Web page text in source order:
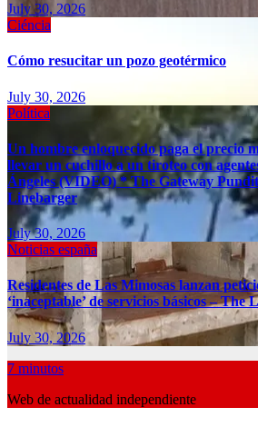
July 30, 2026
Ciéncia
Cómo resucitar un pozo geotérmico
July 30, 2026
Política
Un hombre enloquecido paga el precio
llevar un cuchillo a un tiroteo con
Ángeles (VIDEO) * The Gateway
Linebarger
July 30, 2026
Noticias españa
Residentes de Las Mimosas lanzan
‘inaceptable’ de servicios básicos – The
July 30, 2026
7 minutos
Web de actualidad independiente